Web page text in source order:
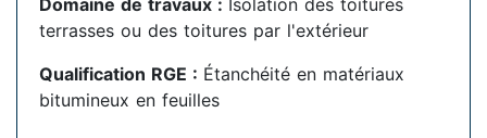
Domaine de travaux : Isolation des toitures
terrasses ou des toitures par l'extérieur
Qualification RGE : Étanchéité en matériaux
bitumineux en feuilles